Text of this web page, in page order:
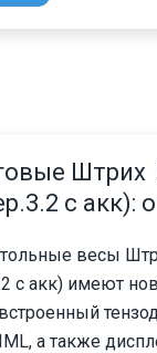
Штрих
с акк):
весы
с акк) имеют
а также